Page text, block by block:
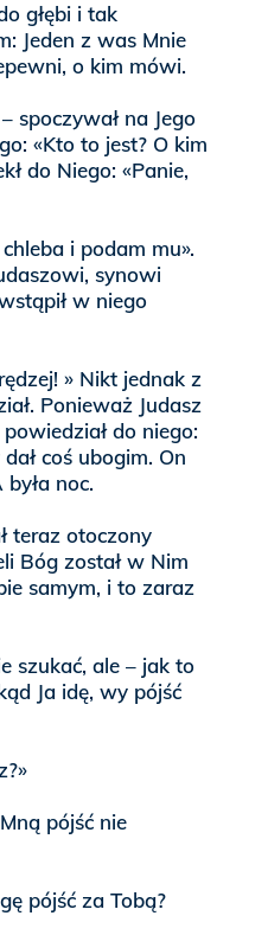
głębi i tak
Jeden z was Mnie
o kim mówi.
spoczywał na Jego
«Kto to jest? O kim
do Niego: «Panie,
i podam mu».
synowi
w niego
» Nikt jednak z
Ponieważ Judasz
do niego:
coś ubogim. On
noc.
teraz otoczony
Bóg został w Nim
samym, i to zaraz
szukać, ale – jak to
Ja idę, wy pójść
pójść nie
pójść za Tobą?